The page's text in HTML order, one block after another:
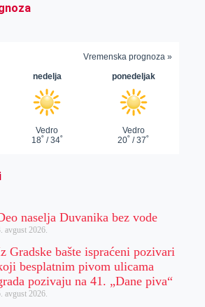
naselja Duvanika bez vode
avgust 2026.
Gradske bašte ispraćeni pozivari
besplatnim pivom ulicama
pozivaju na 41. „Dane piva“
avgust 2026.